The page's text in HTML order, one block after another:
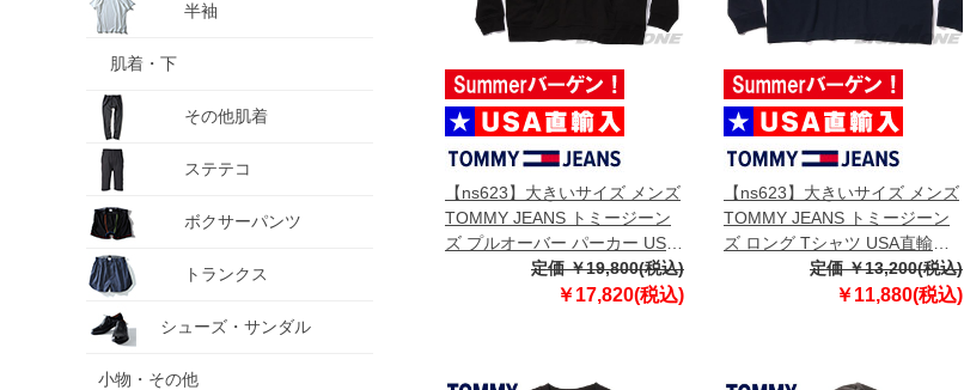
半袖
肌着・下
その他肌着
ステテコ
ボクサーパンツ
トランクス
シューズ・サンダル
小物・その他
【ns623】大きいサイズ メンズ
TOMMY JEANS トミージーン
ズ プルオーバー パーカー USA
直輸入 dm0dm22144定価 ￥19,800(税込)
￥17,820(税込)
【ns623】大きいサイズ メンズ
TOMMY JEANS トミージーン
ズ ロング Tシャツ USA直輸入
dm0dm21591定価 ￥13,200(税込)
￥11,880(税込)